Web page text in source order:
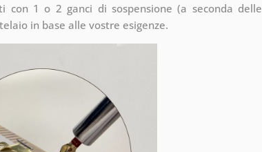
1 o 2 ganci di sospensione (a seconda delle
in base alle vostre esigenze.